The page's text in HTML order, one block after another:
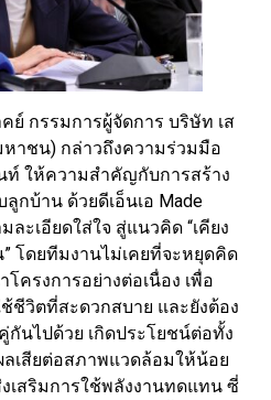
กรรมการผู้จัดการ บริษัท เส
หาชน) กล่าวถึงความร่วมมือ
ท์ ให้ความสำคัญกับการสร้าง
กบ้าน ด้วยดีเอ็นเอ Made
ะเอียดใส่ใจ สู่แนวคิด “เคียง
โดยทีมงานไม่เคยที่จะหยุดคิด
รงการอย่างต่อเนื่อง เพื่อ
ชีวิตที่สะดวกสบาย และยังต้อง
กันไปด้วย เกิดประโยชน์ต่อทั้ง
ลเสียต่อสภาพแวดล้อมให้น้อย
เสริมการใช้พลังงานทดแทน ซี่